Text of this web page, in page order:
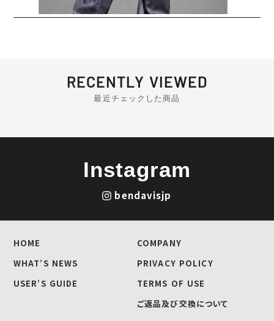
RECENTLY VIEWED
最近チェックした商品
Instagram
bendavisjp
HOME
WHAT’S NEWS
USER’S GUIDE
COMPANY
PRIVACY POLICY
TERMS OF USE
ご返品及び交換について